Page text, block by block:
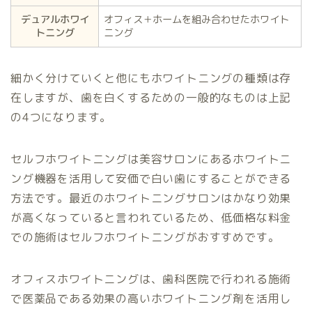
デュアルホワイ
トニング
オフィス＋ホームを組み合わせたホワイト
ニング
細かく分けていくと他にもホワイトニングの種類は存
在しますが、歯を白くするための一般的なものは上記
の4つになります。
セルフホワイトニングは美容サロンにあるホワイトニ
ング機器を活用して安価で白い歯にすることができる
方法です。最近のホワイトニングサロンはかなり効果
が高くなっていると言われているため、低価格な料金
での施術はセルフホワイトニングがおすすめです。
オフィスホワイトニングは、歯科医院で行われる施術
で医薬品である効果の高いホワイトニング剤を活用し